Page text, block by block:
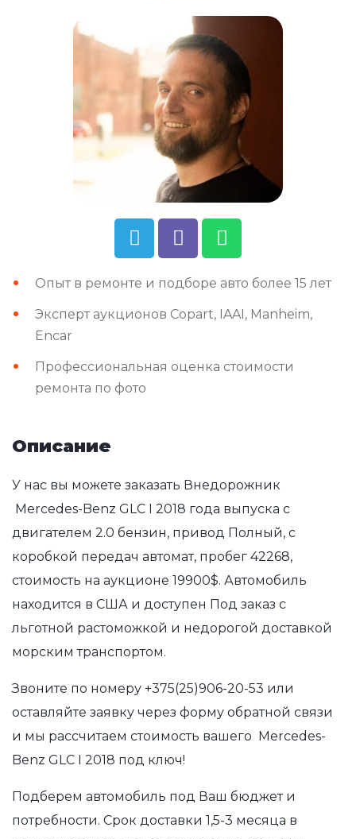
Опыт в ремонте и подборе авто более 15 лет
Эксперт аукционов Copart, IAAI, Manheim,
Encar
Профессиональная оценка стоимости
ремонта по фото
Описание
У нас вы можете заказать Внедорожник
Mercedes-Benz GLC I 2018 года выпуска с
двигателем 2.0 бензин, привод Полный, с
коробкой передач автомат, пробег 42268,
стоимость на аукционе 19900$. Автомобиль
находится в США и доступен Под заказ с
льготной растоможкой и недорогой доставкой
морским транспортом.
Звоните по номеру +375(25)906-20-53 или
оставляйте заявку через форму обратной связи
и мы рассчитаем стоимость вашего Mercedes-
Benz GLC I 2018 под ключ!
Подберем автомобиль под Ваш бюджет и
потребности. Срок доставки 1,5-3 месяца в